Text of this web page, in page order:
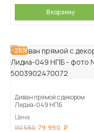
В корзину
-28%
Диван прямой с декором
Лидиа-049 НПБ
Цена
110 580 79 990